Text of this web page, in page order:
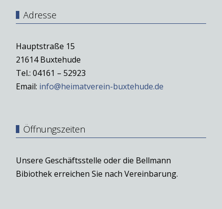
Adresse
Hauptstraße 15
21614 Buxtehude
Tel.: 04161 – 52923
Email: info@heimatverein-buxtehude.de
Öffnungszeiten
Unsere Geschäftsstelle oder die Bellmann
Bibiothek erreichen Sie nach Vereinbarung.